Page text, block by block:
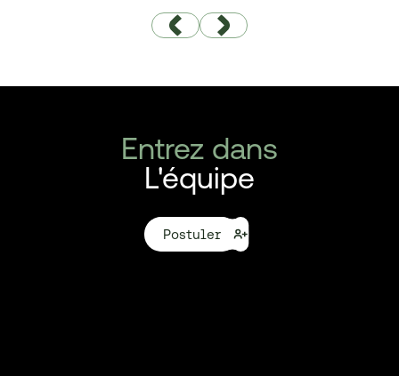
Entrez dans
L'équipe
Postuler